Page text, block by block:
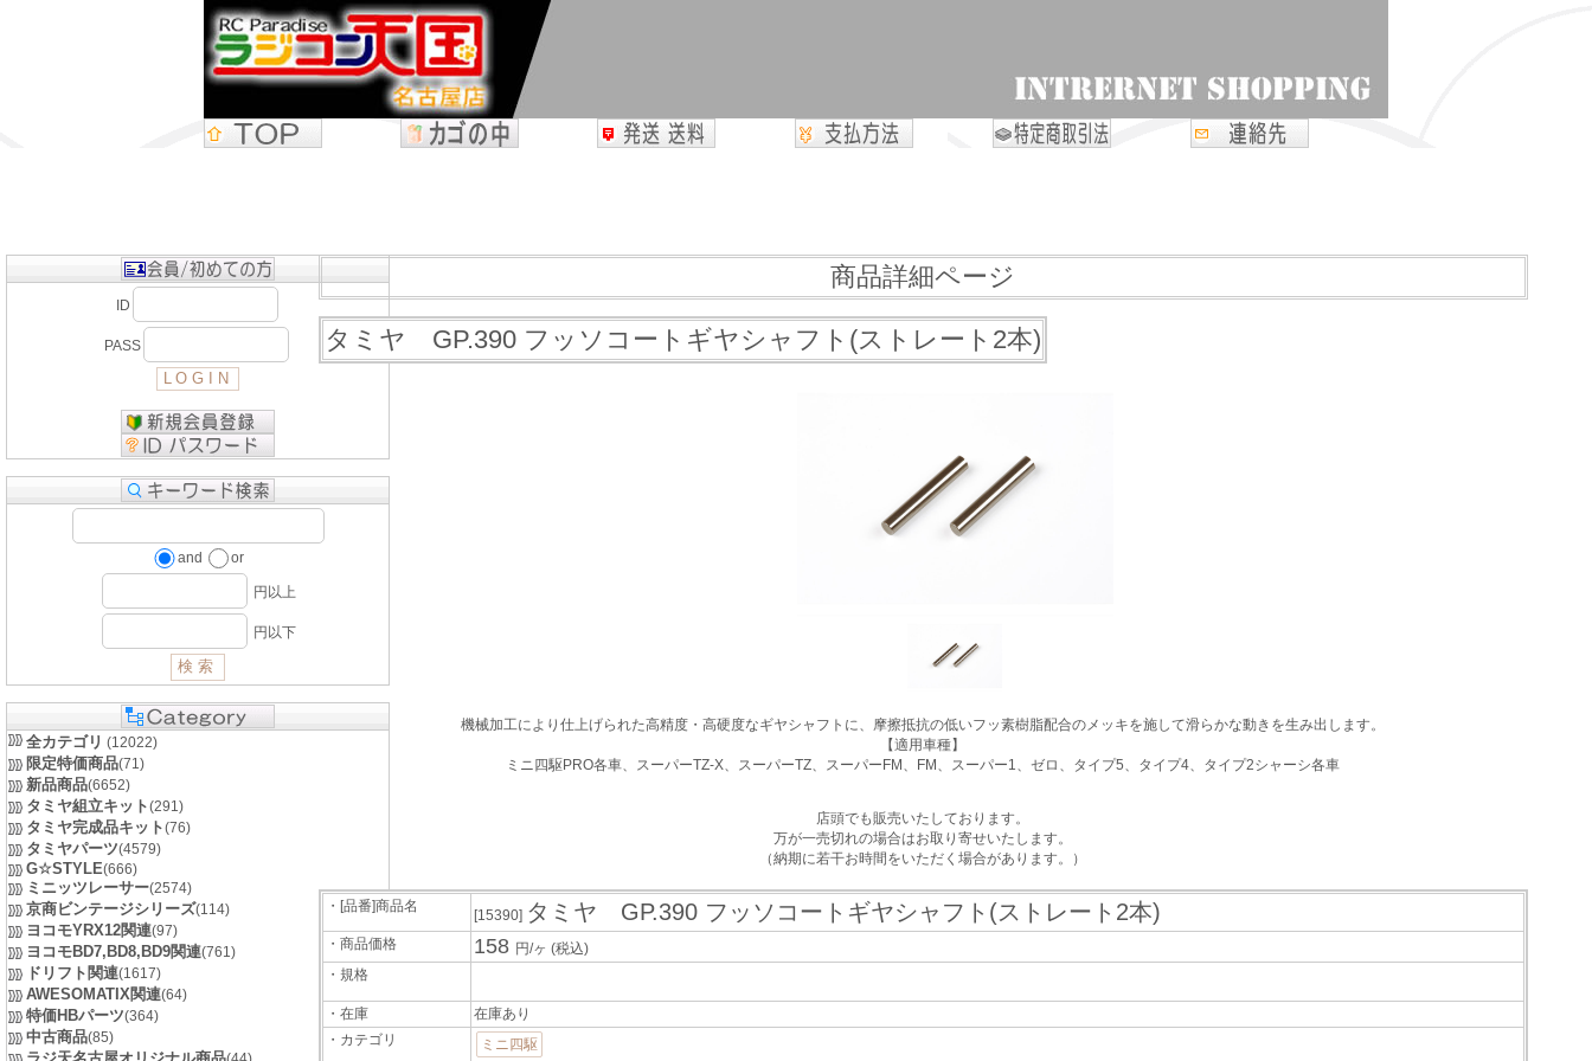
ID
PASS
and or
円以上
円以下
全カテゴリ (12022)
限定特価商品(71)
新品商品(6652)
タミヤ組立キット(291)
タミヤ完成品キット(76)
タミヤパーツ(4579)
G☆STYLE(666)
ミニッツレーサー(2574)
京商ビンテージシリーズ(114)
ヨコモYRX12関連(97)
ヨコモBD7,BD8,BD9関連(761)
ドリフト関連(1617)
AWESOMATIX関連(64)
特価HBパーツ(364)
中古商品(85)
商品詳細ページ
タミヤ GP.390 フッソコートギヤシャフト(ストレート2本)
機械加工により仕上げられた高精度・高硬度なギヤシャフトに、摩擦抵抗の低いフッ素樹脂配合のメッキを施して滑らかな動きを生み出します。
【適用車種】
ミニ四駆PRO各車、スーパーTZ-X、スーパーTZ、スーパーFM、FM、スーパー1、ゼロ、タイプ5、タイプ4、タイプ2シャーシ各車
店頭でも販売いたしております。
万が一売切れの場合はお取り寄せいたします。
（納期に若干お時間をいただく場合があります。）
・[品番]商品名
[15390] タミヤ GP.390 フッソコートギヤシャフト(ストレート2本)
・商品価格 158 円/ヶ (税込)
・規格
・在庫
在庫あり
・カテゴリ
ミニ四駆